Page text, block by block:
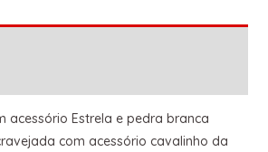
acessório Estrela e pedra branca
com acessório cavalinho da